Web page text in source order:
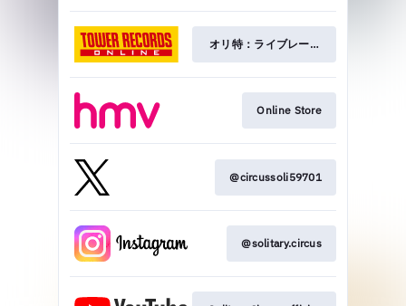
オリ特：ライブレーディングCD-R
Online Store
@circussoli59701
@solitary.circus